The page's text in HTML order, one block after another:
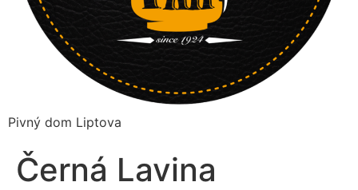
Pivný dom Liptova
Černá Lavina